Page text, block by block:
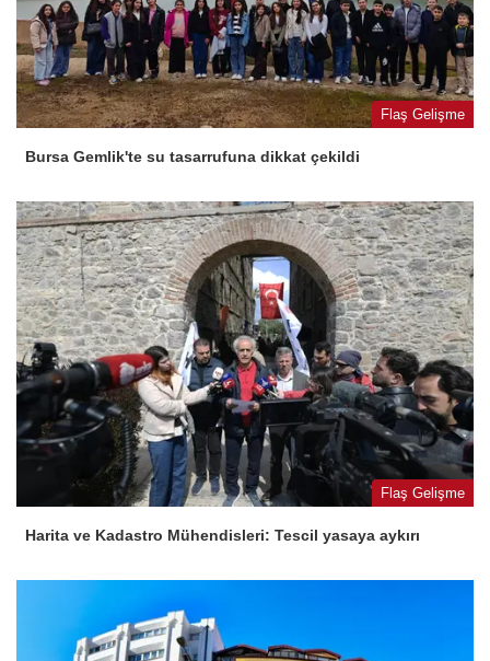
Flaş Gelişme
Bursa Gemlik'te su tasarrufuna dikkat çekildi
Flaş Gelişme
Harita ve Kadastro Mühendisleri: Tescil yasaya aykırı